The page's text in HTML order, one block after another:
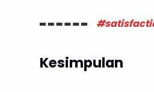
Kesimpulan